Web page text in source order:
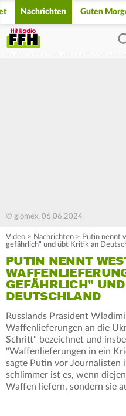
Nachrichten Guten
© glomex, 06.06.2024
Video > Nachrichten > Putin nennt
gefährlich" und übt Kritik an
PUTIN NENNT
GEFÄHRLICH"
DEUTSCHLAND
Russlands Präsident
Waffenlieferungen an die
Schritt" bezeichnet und
"Waffenlieferungen in ein
sagte Putin vor Journalisten
schlimmer ist es, wenn
Waffen liefern, sondern sie